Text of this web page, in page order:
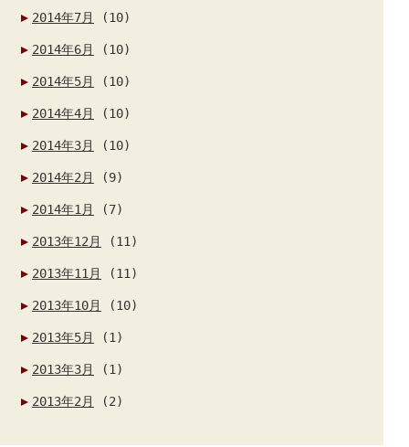
2014年7月 (10)
2014年6月 (10)
2014年5月 (10)
2014年4月 (10)
2014年3月 (10)
2014年2月 (9)
2014年1月 (7)
2013年12月 (11)
2013年11月 (11)
2013年10月 (10)
2013年5月 (1)
2013年3月 (1)
2013年2月 (2)